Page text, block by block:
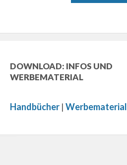
DOWNLOAD: INFOS UND
WERBEMATERIAL
Handbücher |Werbematerial